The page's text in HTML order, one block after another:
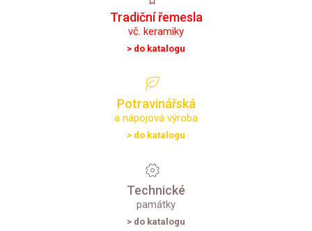
Tradiční řemesla
vč. keramiky
> do katalogu
Potravinářská
a nápojová výroba
> do katalogu
Technické
památky
> do katalogu